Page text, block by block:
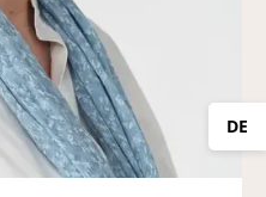
DE